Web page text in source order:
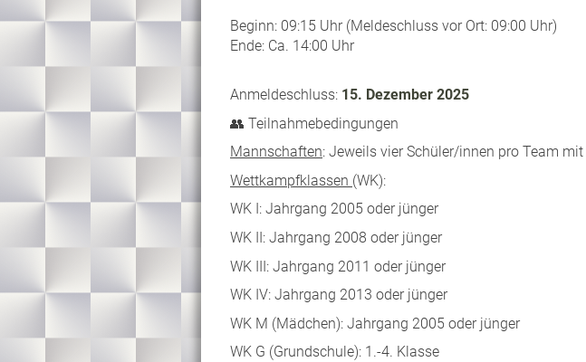
Beginn: 09:15 Uhr (Meldeschluss vor Ort: 09:00 Uhr)
Ende: Ca. 14:00 Uhr
Anmeldeschluss: 15. Dezember 2025
👥 Teilnahmebedingungen
Mannschaften: Jeweils vier Schüler/innen pro Team
Wettkampfklassen (WK):
WK I: Jahrgang 2005 oder jünger
WK II: Jahrgang 2008 oder jünger
WK III: Jahrgang 2011 oder jünger
WK IV: Jahrgang 2013 oder jünger
WK M (Mädchen): Jahrgang 2005 oder jünger
WK G (Grundschule): 1.-4. Klasse